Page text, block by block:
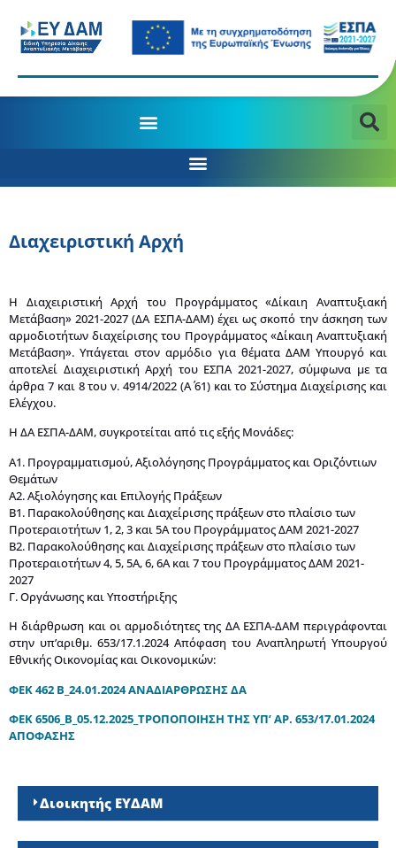
Διαχειριστική Αρχή
Η Διαχειριστική Αρχή του Προγράμματος «Δίκαιη Αναπτυξιακή
Μετάβαση» 2021-2027 (ΔΑ ΕΣΠΑ-ΔΑΜ) έχει ως σκοπό την άσκηση των
αρμοδιοτήτων διαχείρισης του Προγράμματος «Δίκαιη Αναπτυξιακή
Μετάβαση». Υπάγεται στον αρμόδιο για θέματα ΔΑΜ Υπουργό και
αποτελεί Διαχειριστική Αρχή του ΕΣΠΑ 2021-2027, σύμφωνα με τα
άρθρα 7 και 8 του ν. 4914/2022 (Α΄ 61) και το Σύστημα Διαχείρισης και
Ελέγχου.
Η ΔΑ ΕΣΠΑ-ΔΑΜ, συγκροτείται από τις εξής Μονάδες:
Α1. Προγραμματισμού, Αξιολόγησης Προγράμματος και Οριζόντιων
Θεμάτων
Α2. Αξιολόγησης και Επιλογής Πράξεων
Β1. Παρακολούθησης και Διαχείρισης πράξεων στο πλαίσιο των
Προτεραιοτήτων 1, 2, 3 και 5Α του Προγράμματος ΔΑΜ 2021-2027
Β2. Παρακολούθησης και Διαχείρισης πράξεων στο πλαίσιο των
Προτεραιοτήτων 4, 5, 5Α, 6, 6Α και 7 του Προγράμματος ΔΑΜ 2021-
2027
Γ. Οργάνωσης και Υποστήριξης
Η διάρθρωση και οι αρμοδιότητες της ΔΑ ΕΣΠΑ-ΔΑΜ περιγράφονται
στην υπ’αριθμ. 653/17.1.2024 Απόφαση του Αναπληρωτή Υπουργού
Εθνικής Οικονομίας και Οικονομικών:
ΦΕΚ 462 Β_24.01.2024 ΑΝΑΔΙΑΡΘΡΩΣΗΣ ΔΑ
ΦΕΚ 6506_Β_05.12.2025_ΤΡΟΠΟΠΟΙΗΣΗ ΤΗΣ ΥΠ’ ΑΡ. 653/17.01.2024
ΑΠΟΦΑΣΗΣ
Διοικητής ΕΥΔΑΜ